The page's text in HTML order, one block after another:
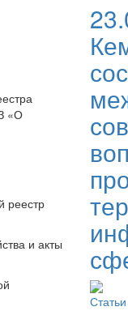
«О
реестр
и акты